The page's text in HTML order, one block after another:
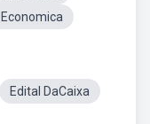
Edital DaCaixa